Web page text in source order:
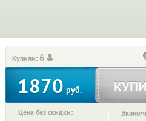
Купили: 6
1870руб.
Цена без скидки: